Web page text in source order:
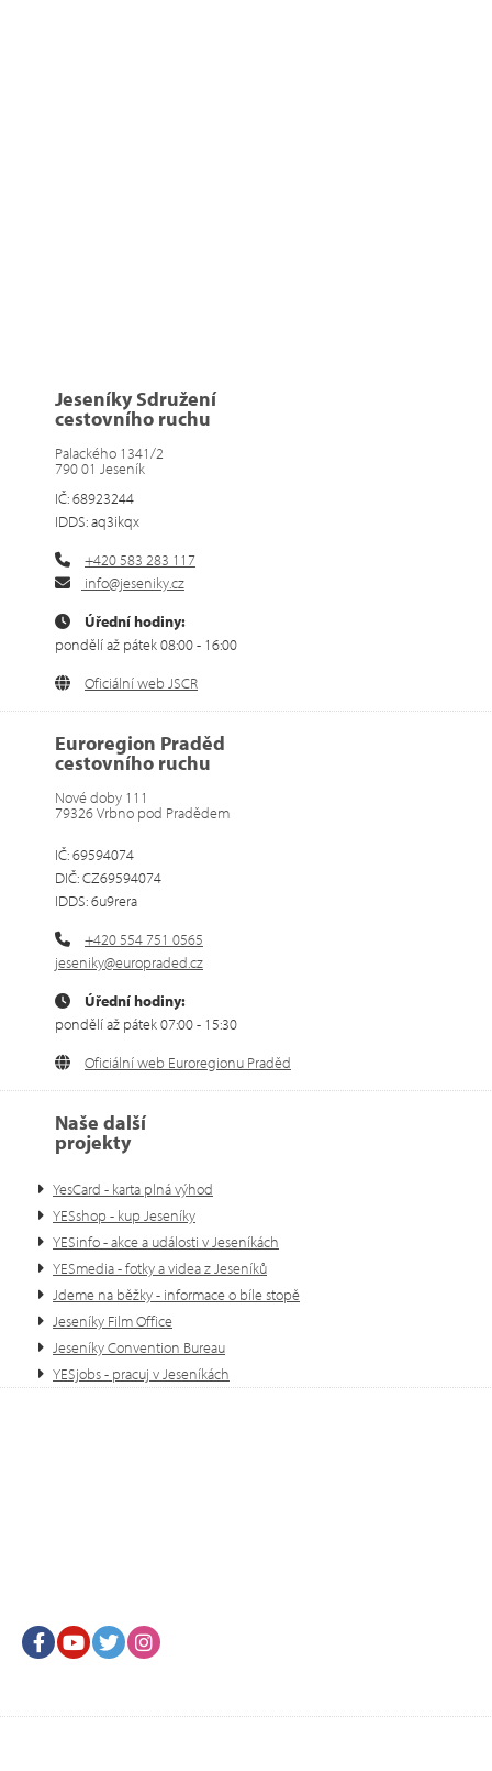
Jeseníky Sdružení
cestovního ruchu
Palackého 1341/2
790 01 Jeseník
IČ: 68923244
IDDS: aq3ikqx
+420 583 283 117
info@jeseniky.cz
Úřední hodiny:
pondělí až pátek 08:00 - 16:00
Oficiální web JSCR
Euroregion Praděd
cestovního ruchu
Nové doby 111
79326 Vrbno pod Pradědem
IČ: 69594074
DIČ: CZ69594074
IDDS: 6u9rera
+420 554 751 0565
jeseniky@europraded.cz
Úřední hodiny:
pondělí až pátek 07:00 - 15:30
Oficiální web Euroregionu Praděd
Naše další
projekty
YesCard - karta plná výhod
YESshop - kup Jeseníky
YESinfo - akce a události v Jeseníkách
YESmedia - fotky a videa z Jeseníků
Jdeme na běžky - informace o bíle stopě
Jeseníky Film Office
Jeseníky Convention Bureau
YESjobs - pracuj v Jeseníkách
FacebookYoutubeTwitter